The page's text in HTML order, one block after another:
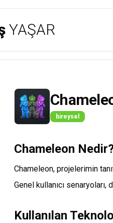
YAŞAR
bireysel
Chameleon
Chameleon, projelerimin
Genel kullanıcı senaryoları,
Kullanılan